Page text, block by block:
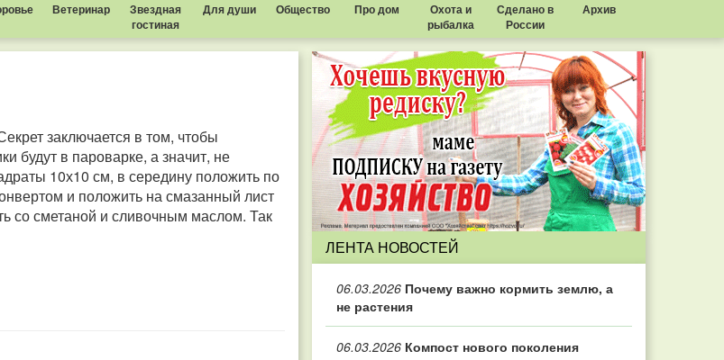
Ветеринар
Звездная
гостиная
Для души Общество Про дом
Охота и
рыбалка
Сделано в
России
Архив
заключается в том, чтобы
будут в пароварке, а значит, не
10х10 см, в середину положить по
и положить на смазанный лист
со сметаной и сливочным маслом. Так
ЛЕНТА НОВОСТЕЙ
06.03.2026 Почему важно кормить землю, а
не растения
06.03.2026 Компост нового поколения